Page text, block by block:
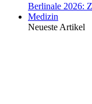
Berlinale 2026:
Medizin
Neueste Artikel